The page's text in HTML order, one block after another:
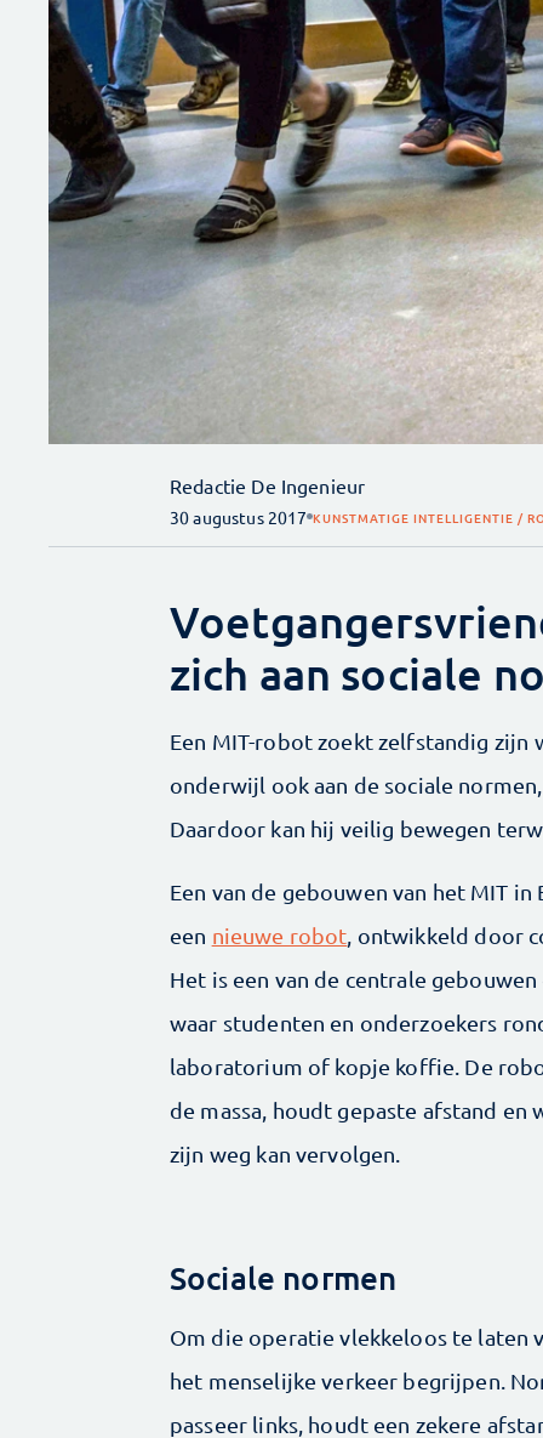
Redactie De Ingenieur
30 augustus 2017 KUNSTMATIGE INTELLIGENTIE /
zich aan sociale
Een MIT-robot zoekt zelfstandig zijn
onderwijl ook aan de sociale
Daardoor kan hij veilig bewegen
Een van de gebouwen van het MIT
een nieuwe robot , ontwikkeld door
Het is een van de centrale
waar studenten en onderzoekers
laboratorium of kopje koffie. De
de massa, houdt gepaste afstand
zijn weg kan vervolgen.
Sociale normen
Om die operatie vlekkeloos te laten
het menselijke verkeer begrijpen.
passeer links, houdt een zekere